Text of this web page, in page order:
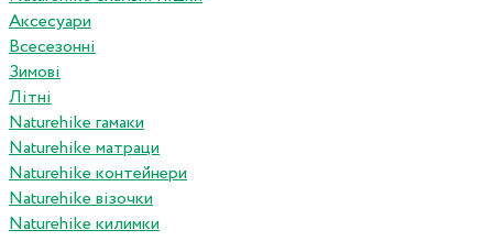
Аксесуари
Всесезонні
Зимові
Літні
Naturehike гамаки
Naturehike матраци
Naturehike контейнери
Naturehike візочки
Naturehike килимки